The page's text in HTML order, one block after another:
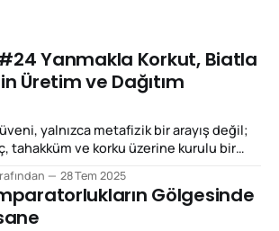
Yanmakla Korkut, Biatla
Üretim ve Dağıtım
yalnızca metafizik bir arayış değil;
tahakküm ve korku üzerine kurulu bir
inanç sistemlerinin bileşeni değil,
kontrol mekanizmaları hâline gelmiştir.
ve itaati koşullamak için
28 Tem 2025
Gölgesinde